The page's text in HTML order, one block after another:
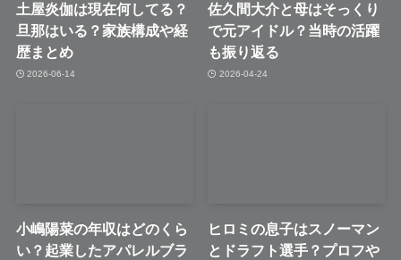
土屋炎伽は現在何してる？
旦那はいる？家族構成や経
歴まとめ
2026-06-14
佐久間大介と母はそっくり
で元アイドル？当時の活躍
も振り返る
2026-04-24
小嶋陽菜の年収はどのくら
い？起業したアパレルブラ
ヒロミの息子はスノーマン
とドラフト選手？プロフや